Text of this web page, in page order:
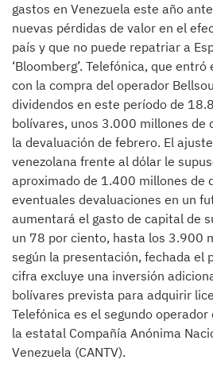
gastos en Venezuela este año
nuevas pérdidas de valor en el
país y que no puede repatriar a
‘Bloomberg’. Telefónica, que
con la compra del operador
dividendos en este período de
bolívares, unos 3.000 millones de
la devaluación de febrero. El
venezolana frente al dólar le
aproximado de 1.400 millones de
eventuales devaluaciones en un
aumentará el gasto de capital de
un 78 por ciento, hasta los 3.900
según la presentación, fechada el
cifra excluye una inversión
bolívares prevista para adquirir
Telefónica es el segundo
la estatal Compañía Anónima
Venezuela (CANTV).